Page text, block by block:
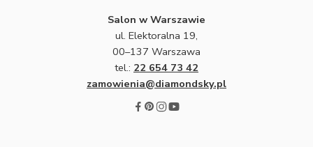
Salon w Warszawie
ul. Elektoralna 19,
00–137 Warszawa
tel.: 22 654 73 42
zamowienia@diamondsky.pl